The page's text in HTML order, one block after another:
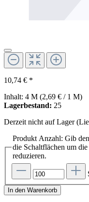
10,74 € *
Inhalt: 4 M (2,69 € / 1 M)
Lagerbestand: 25
Derzeit nicht auf Lager
Produkt Anzahl: Gib
die Schaltflächen um
reduzieren.
In den Warenkorb